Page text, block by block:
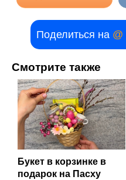
Поделиться на @
Смотрите также
Букет в корзинке в
подарок на Пасху